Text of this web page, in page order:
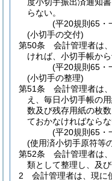
らない。
(平20規則65・
(小切手の交付)
第50条
会計管理者は
ければ、小切手帳か
(平20規則65・
(小切手の整理)
第51条
会計管理者は
え、毎日小切手帳の
数及び残存用紙の枚
ておかなければならな
(平20規則65・
(使用済小切手原符等
第52条
会計管理者は
類として整理し、及
2
会計管理者は、現に